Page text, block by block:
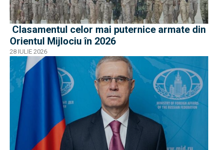
Clasamentul celor mai puternice armate din
Orientul Mijlociu în 2026
28 IULIE 2026